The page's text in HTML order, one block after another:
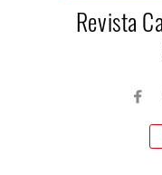
Revista